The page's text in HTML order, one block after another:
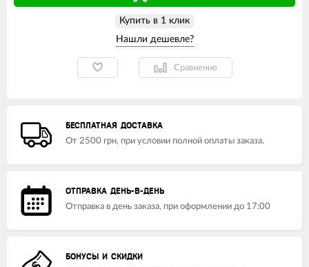
Купить в 1 клик
Сравнение
БЕСПЛАТНАЯ ДОСТАВКА
От 2500 грн, при условии полной оплаты заказа.
ОТПРАВКА ДЕНЬ-В-ДЕНЬ
Отправка в день заказа, при оформлении до 17:00
БОНУСЫ И СКИДКИ